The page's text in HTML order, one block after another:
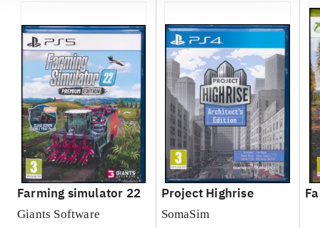
Farming simulator 22
Giants Software
Project Highrise
SomaSim